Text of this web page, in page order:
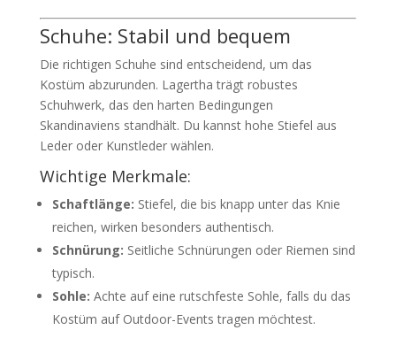
Schuhe: Stabil und bequem
Die richtigen Schuhe sind entscheidend, um das
Kostüm abzurunden. Lagertha trägt robustes
Schuhwerk, das den harten Bedingungen
Skandinaviens standhält. Du kannst hohe Stiefel aus
Leder oder Kunstleder wählen.
Wichtige Merkmale:
Schaftlänge: Stiefel, die bis knapp unter das Knie
reichen, wirken besonders authentisch.
Schnürung: Seitliche Schnürungen oder Riemen sind
typisch.
Sohle: Achte auf eine rutschfeste Sohle, falls du das
Kostüm auf Outdoor-Events tragen möchtest.